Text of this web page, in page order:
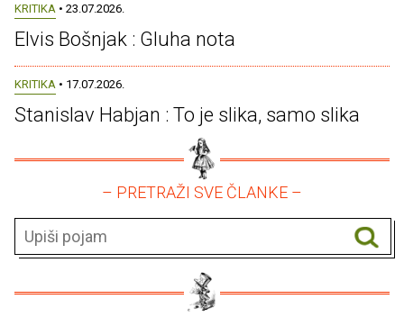
KRITIKA • 23.07.2026.
Elvis Bošnjak : Gluha nota
KRITIKA • 17.07.2026.
Stanislav Habjan : To je slika, samo slika
– PRETRAŽI SVE ČLANKE –